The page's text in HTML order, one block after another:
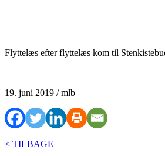
Flyttelæs efter flyttelæs kom til
19. juni 2019 / mlb
< TILBAGE